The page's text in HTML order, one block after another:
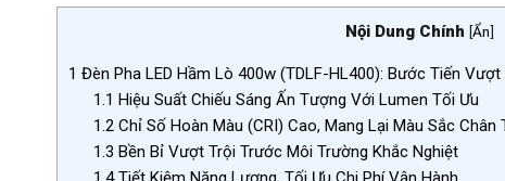
Nội Dung Chính [Ẩn]
1 Đèn Pha LED Hầm Lò 400w (TDLF-HL400): Bước Tiến
1.1 Hiệu Suất Chiếu Sáng Ấn Tượng Với Lumen Tối Ưu
1.2Chỉ Số Hoàn Màu (CRI) Cao, Mang Lại Màu Sắc Chân
1.3 Bền Bỉ Vượt Trội Trước Môi Trường Khắc Nghiệt